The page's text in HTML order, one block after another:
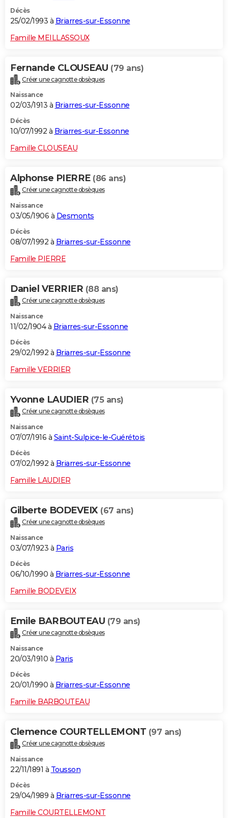
Décès
25/02/1993 à Briarres-sur-Essonne
Famille MEILLASSOUX
Fernande CLOUSEAU (79 ans)
Créer une cagnotte obsèques
Naissance
02/03/1913 à Briarres-sur-Essonne
Décès
10/07/1992 à Briarres-sur-Essonne
Famille CLOUSEAU
Alphonse PIERRE (86 ans)
Créer une cagnotte obsèques
Naissance
03/05/1906 à Desmonts
Décès
08/07/1992 à Briarres-sur-Essonne
Famille PIERRE
Daniel VERRIER (88 ans)
Créer une cagnotte obsèques
Naissance
11/02/1904 à Briarres-sur-Essonne
Décès
29/02/1992 à Briarres-sur-Essonne
Famille VERRIER
Yvonne LAUDIER (75 ans)
Créer une cagnotte obsèques
Naissance
07/07/1916 à Saint-Sulpice-le-Guérétois
Décès
07/02/1992 à Briarres-sur-Essonne
Famille LAUDIER
Gilberte BODEVEIX (67 ans)
Créer une cagnotte obsèques
Naissance
03/07/1923 à Paris
Décès
06/10/1990 à Briarres-sur-Essonne
Famille BODEVEIX
Emile BARBOUTEAU (79 ans)
Créer une cagnotte obsèques
Naissance
20/03/1910 à Paris
Décès
20/01/1990 à Briarres-sur-Essonne
Famille BARBOUTEAU
Clemence COURTELLEMONT (97 ans)
Créer une cagnotte obsèques
Naissance
22/11/1891 à Tousson
Décès
29/04/1989 à Briarres-sur-Essonne
Famille COURTELLEMONT